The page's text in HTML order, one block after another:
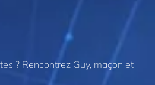
? Rencontrez Guy, maçon et